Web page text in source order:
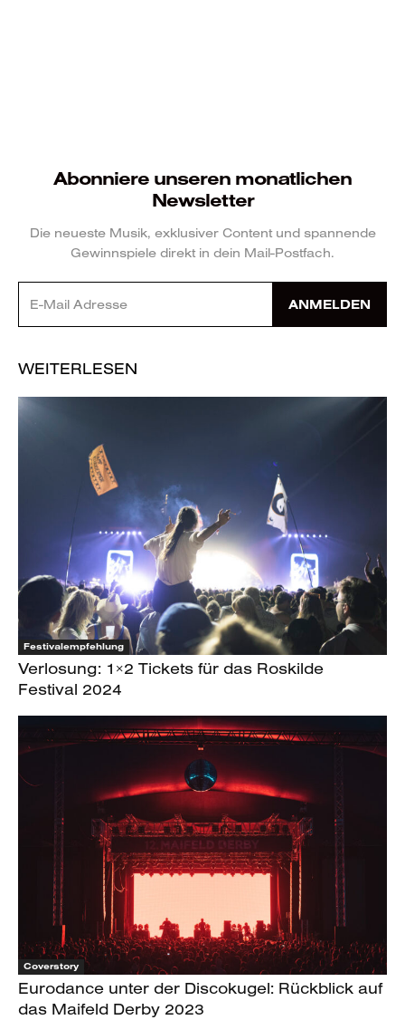
Abonniere unseren monatlichen
Newsletter
Die neueste Musik, exklusiver Content und spannende
Gewinnspiele direkt in dein Mail-Postfach.
ANMELDEN
WEITERLESEN
Festivalempfehlung
Verlosung: 1×2 Tickets für das Roskilde
Festival 2024
Coverstory
Eurodance unter der Discokugel: Rückblick auf
das Maifeld Derby 2023